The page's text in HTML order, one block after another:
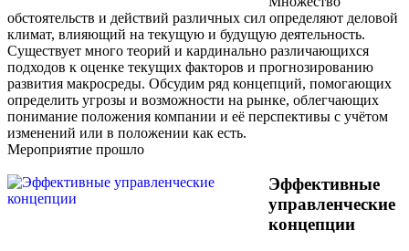
обстоятельств и действий различных сил определяют деловой
климат, влияющий на текущую и будущую деятельность.
Существует много теорий и кардинально различающихся
подходов к оценке текущих факторов и прогнозированию
развития макросреды. Обсудим ряд концепций, помогающих
определить угрозы и возможности на рынке, облегчающих
понимание положения компании и её перспективы с учётом
изменений или в положении как есть.
Мероприятие прошло
Эффективные
управленческие
концепции